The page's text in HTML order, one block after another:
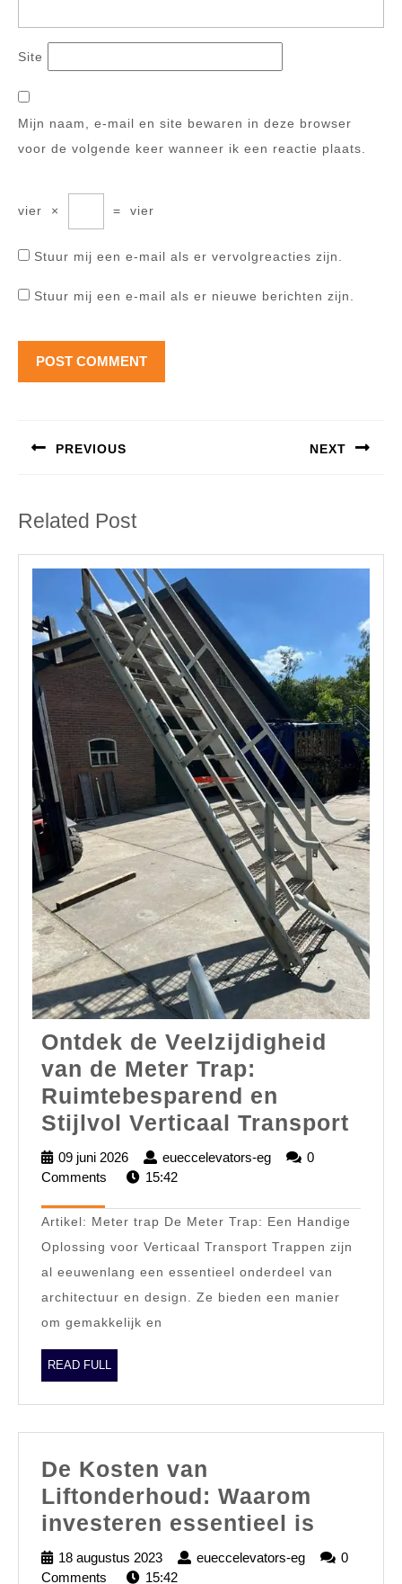
Site
Mijn naam, e-mail en site bewaren in deze browser
voor de volgende keer wanneer ik een reactie plaats.
vier × = vier
Stuur mij een e-mail als er vervolgreacties zijn.
Stuur mij een e-mail als er nieuwe berichten zijn.
PREVIOUS NEXT
Related Post
Ontdek de Veelzijdigheid
van de Meter Trap:
Ruimtebesparend en
Stijlvol Verticaal Transport
van
de
09 juni 2026
09
juni
eueccelevators-eg
eueccelevators-
0
Comments
15:42
Artikel: Meter trap De Meter Trap: Een Handige
Oplossing voor Verticaal Transport Trappen zijn
al eeuwenlang een essentieel onderdeel van
architectuur en design. Ze bieden een manier
om gemakkelijk en
READ FULL
FULL
De Kosten van
Liftonderhoud: Waarom
investeren essentieel is
Kosten
18 augustus 2023
18
augustus
eueccelevators-eg
0
Comments
15:42